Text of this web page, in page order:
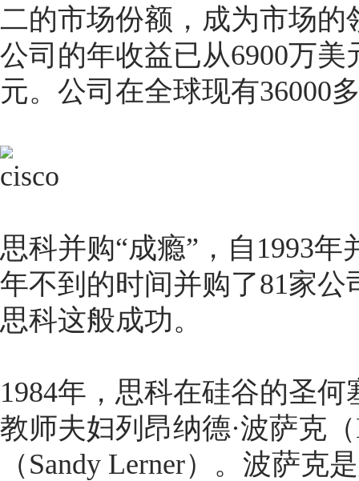
二的市场份额，成为市场的
公司的年收益已从6900万美
元。公司在全球现有36000
思科并购“成瘾”，自1993年
年不到的时间并购了81家
思科这般成功。
1984年，思科在硅谷的圣
教师夫妇列昂纳德·波萨克
（Sandy Lerner）。波萨